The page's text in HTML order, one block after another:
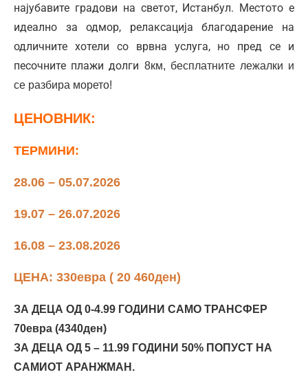
најубавите градови на светот, Истанбул. Местото е
идеално за одмор, релаксација благодарение на
одличните хотели со врвна услуга, но пред се и
песочните плажи долги 8км, бесплатните лежалки и
се разбира морето!
ЦЕНОВНИК:
TЕРМИНИ:
28.06 – 05.07.2026
19.07 – 26.07.2026
16.08 – 23.08.2026
ЦЕНА: 330евра ( 20 460ден)
ЗА ДЕЦА ОД 0-4.99 ГОДИНИ САМО ТРАНСФЕР
70евра (4340ден)
ЗА ДЕЦА ОД 5 – 11.99 ГОДИНИ 50% ПОПУСТ НА
САМИОТ АРАНЖМАН.